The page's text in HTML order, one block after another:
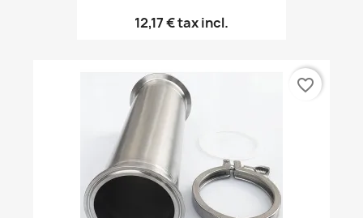
12,17 €tax incl.
favorite_border